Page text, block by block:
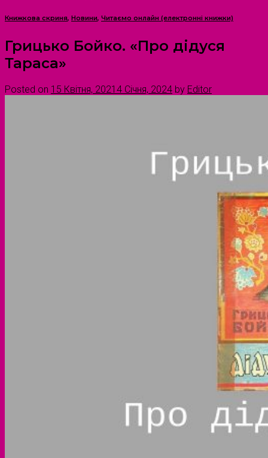
Книжкова скриня, Новини, Читаємо онлайн (електронні книжки)
Грицько Бойко. «Про дідуся
Тараса»
Posted on 15 Квітня, 2021 4 Січня, 2024 by Editor